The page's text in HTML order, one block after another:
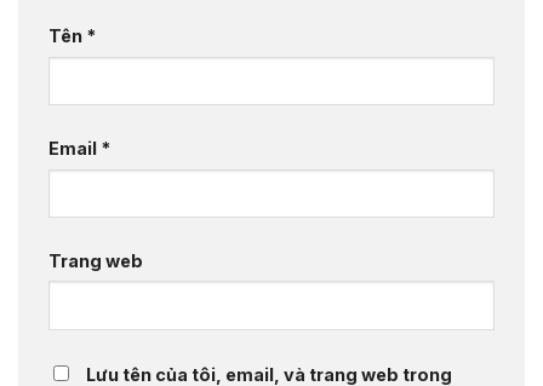
Tên *
Email *
Trang web
Lưu tên của tôi, email, và trang web trong